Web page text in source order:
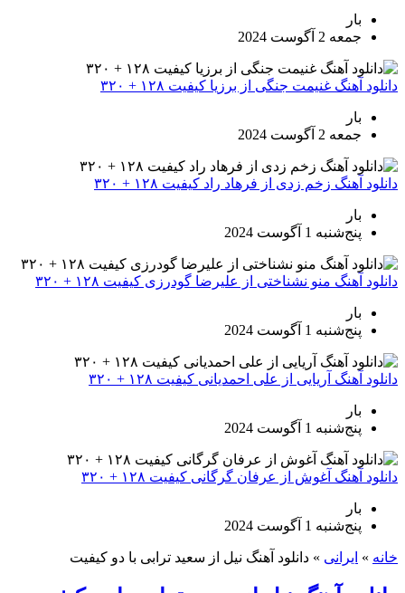
بار
جمعه 2 آگوست 2024
دانلود آهنگ غنیمت جنگی از برزیا کیفیت ۱۲۸ + ۳۲۰
بار
جمعه 2 آگوست 2024
دانلود آهنگ زخم زدی از فرهاد راد کیفیت ۱۲۸ + ۳۲۰
بار
پنج‌شنبه 1 آگوست 2024
دانلود آهنگ منو نشناختی از علیرضا گودرزی کیفیت ۱۲۸ + ۳۲۰
بار
پنج‌شنبه 1 آگوست 2024
دانلود آهنگ آریایی از علی احمدیانی کیفیت ۱۲۸ + ۳۲۰
بار
پنج‌شنبه 1 آگوست 2024
دانلود آهنگ آغوش از عرفان گرگانی کیفیت ۱۲۸ + ۳۲۰
بار
پنج‌شنبه 1 آگوست 2024
خانه » ایرانی » دانلود آهنگ نیل از سعید ترابی با دو کیفیت